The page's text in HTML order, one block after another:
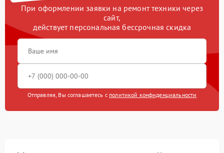
При оформлении заявки на ремонт техники через
сайт,
действует персональная бессрочная скидка
Отправляя, Вы соглашаетесь с политикой конфиденциальности